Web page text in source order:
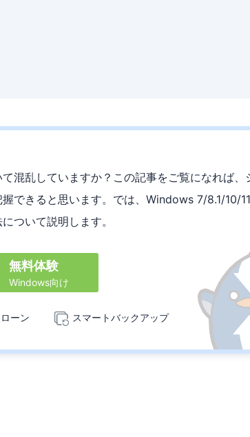
混乱していますか？この記事をご覧になれば、
できると思います。では、Windows 7/8.1/10/
ついて説明します。
無料体験
Windows向け
ーン スマートバックアップ